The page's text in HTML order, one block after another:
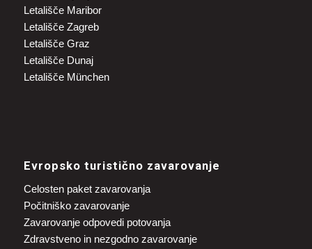
Letališče Maribor
Letališče Zagreb
Letališče Graz
Letališče Dunaj
Letališče München
Evropsko turistično zavarovanje
Celosten paket zavarovanja
Počitniško zavarovanje
Zavarovanje odpovedi potovanja
Zdravstveno in nezgodno zavarovanje